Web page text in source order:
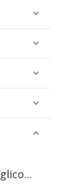
Alginato de propilenglicol (PGA)